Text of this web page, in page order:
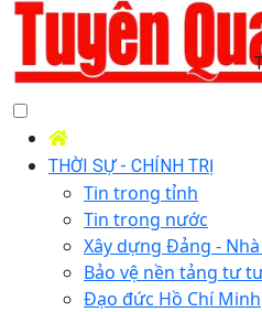
THỜI SỰ - CHÍNH TRỊ
Tin trong tỉnh
Tin trong nước
Xây dựng Đảng -
Bảo vệ nền tảng tư
Đạo đức Hồ Chí Minh